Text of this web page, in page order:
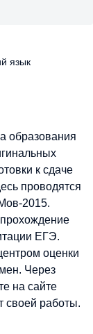
язык
образования
к сдаче
проводятся
2015.
ЕГЭ.
оценки
Через
на сайте
своей работы.